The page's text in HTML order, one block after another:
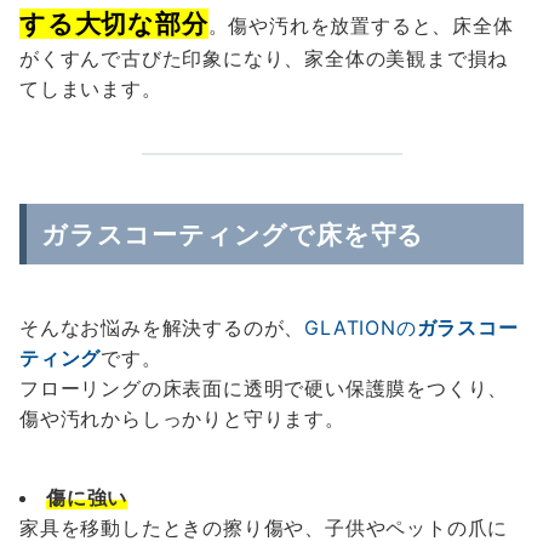
する大切な部分。傷や汚れを放置すると、床全体
がくすんで古びた印象になり、家全体の美観まで損ね
てしまいます。
ガラスコーティングで床を守る
そんなお悩みを解決するのが、 GLATIONのガラスコー
ティングです。
フローリングの床表面に透明で硬い保護膜をつくり、
傷や汚れからしっかりと守ります。
傷に強い
家具を移動したときの擦り傷や、子供やペットの爪に